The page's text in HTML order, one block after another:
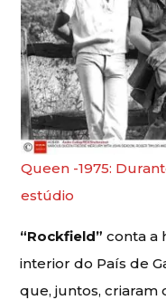
Queen -1975:
estúdio
“Rockfield” conta a
interior do País de
que, juntos, criaram